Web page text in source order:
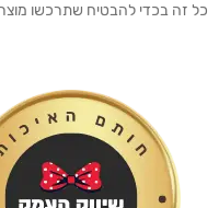
כל זה בכדי להבטיח שתרכשו